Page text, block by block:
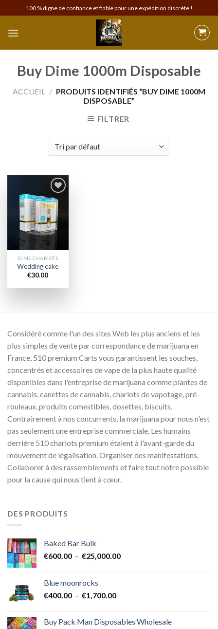
to
content
100 % digne de confiance et fiable pour une expédition discrète !
Buy Dime 1000m Disposable
ACCUEIL / PRODUITS IDENTIFIÉS “BUY DIME 1000M
DISPOSABLE”
FILTRER
Add to
wishlist
DIME CHARIOTS
Wedding cake
€30.00
Considéré comme l'un des sites Web les plus anciens et les
plus simples de vente par correspondance de marijuana en
France, 510 premium Carts vous garantissent les souches,
concentrés et accessoires de vape de la plus haute qualité
disponibles dans l'entreprise de marijuana comme plantes de
cannabis, canettes de cannabis, chariots de vapotage, pré-
rouleaux, produits comestibles, dosettes, biscuits.
Contrairement à nos concurrents, la marijuana pour nous n'est
pas seulement une entreprise commerciale. Les humains
derrière 510 chariots premium étaient à l'avant-garde du
mouvement de légalisation. Organiser des manifestations.
Collaborer à des rassemblements et faire tout notre possible
pour la cause qui nous tient à cœur.
DES PRODUITS
Baked Bar Bulk
€600.00 – €25,000.00Plage
Blue moonrocks
€400.00 – €1,700.00Plage
€400.00
Buy Pack Man Disposables Wholesale